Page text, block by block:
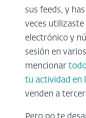
sus feeds, y
veces
electrónico y
sesión en
mencionar
tu actividad en
venden a